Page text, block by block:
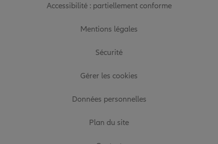
Accessibilité : partiellement conforme
Mentions légales
Sécurité
Gérer les cookies
Données personnelles
Plan du site